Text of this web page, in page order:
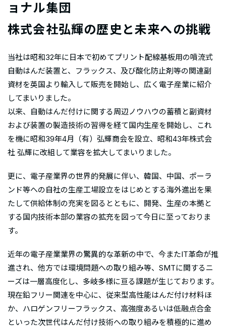
ョナル集団
株式会社弘輝の歴史と未来への挑戦
当社は昭和32年に日本で初めてプリント配線基板用の噴流式
自動はんだ装置と、フラックス、及び酸化防止剤等の関連副
資材を英国より輸入して販売を開始し、広く電子産業に紹介
してまいりました。
以来、自動はんだ付けに関する周辺ノウハウの蓄積と副資材
および装置の製造技術の習得を経て国内生産を開始し、これ
を機に昭和39年4月（有）弘輝商会を設立、昭和43年株式会
社 弘輝に改組して業容を拡大してまいりました。
更に、電子産業界の世界的発展に伴い、韓国、中国、ポーラ
ンド等への自社の生産工場設立をはじめとする海外進出を果
たして供給体制の充実を図るとともに、開発、生産の本拠と
する国内技術本部の業容の拡充を図って今日に至っておりま
す。
近年の電子産業業界の驚異的な革新の中で、今またIT革命が推
進され、他方では環境問題への取り組み等、SMTに関するニ
ーズは一層高度化し、多岐多様に亘る課題が生じております。
現在鉛フリー関連を中心に、従来型高性能はんだ付け材料ほ
か、ハロゲンフリーフラックス、高強度あるいは低融点合金
といった次世代はんだ付け技術への取り組みを積極的に進め